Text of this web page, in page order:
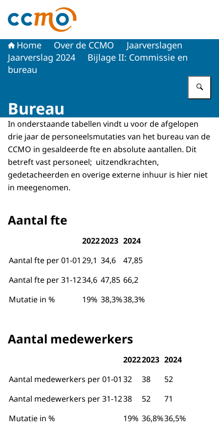
Naar de homepage van Centrale Commissie
Home Over de CCMO
Jaarverslagen
Jaarverslag 2024
Bijlage II: Commissie en
bureau
Bureau
In onderstaande tabellen vindt u voor de afgelopen
drie jaar de personeelsmutaties van het bureau van de
CCMO in gesaldeerde fte en absolute aantallen. Dit
betreft vast personeel; uitzendkrachten,
gedetacheerden en overige externe inhuur is hier niet
in meegenomen.
Aantal fte
20222023 2024
Aantal fte per 01-01 29,1 34,6
47,85
Aantal fte per 31-1234,6 47,85 66,2
Mutatie in %
19% 38,3%38,3%
Aantal medewerkers
20222023 2024
Aantal medewerkers per 01-01 32 38
52
Aantal medewerkers per 31-1238 52
71
Mutatie in %
19% 36,8%36,5%